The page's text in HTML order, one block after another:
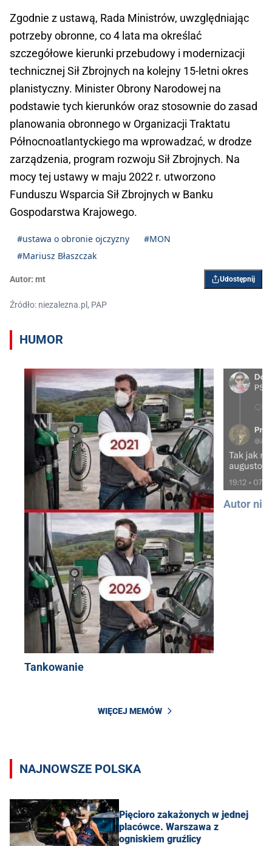
Zgodnie z ustawą, Rada Ministrów, uwzględniając
potrzeby obronne, co 4 lata ma określać
szczegółowe kierunki przebudowy i modernizacji
technicznej Sił Zbrojnych na kolejny 15-letni okres
planistyczny. Minister Obrony Narodowej na
podstawie tych kierunków oraz stosownie do zasad
planowania obronnego w Organizacji Traktatu
Północnoatlantyckiego ma wprowadzać, w drodze
zarządzenia, program rozwoju Sił Zbrojnych. Na
mocy tej ustawy w maju 2022 r. utworzono
Funduszu Wsparcia Sił Zbrojnych w Banku
Gospodarstwa Krajowego.
#ustawa o obronie ojczyzny
#MON
#Mariusz Błaszczak
Autor: mt Udostępnij
Źródło: niezalezna.pl, PAP
HUMOR
Tankowanie
Autor
WIĘCEJ MEMÓW
NAJNOWSZE POLSKA
Pięcioro zakażonych w jednej
placówce. Warszawa z
ogniskiem gruźlicy